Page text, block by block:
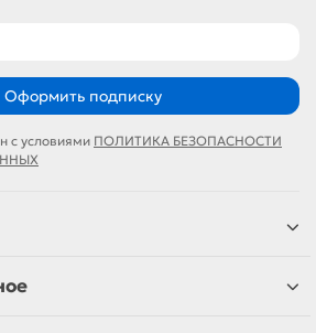
Оформить подписку
с условиями ПОЛИТИКА БЕЗОПАСНОСТИ